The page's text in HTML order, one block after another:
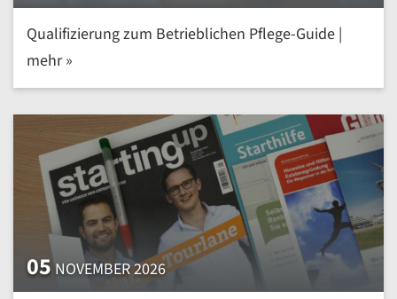
Qualifizierung zum Betrieblichen Pflege-Guide |
mehr »
05 NOVEMBER 2026